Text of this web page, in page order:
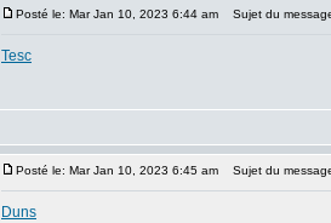
Posté le: Mar Jan 10, 2023 6:44 am Sujet du
Tesc
Posté le: Mar Jan 10, 2023 6:45 am Sujet du
Duns